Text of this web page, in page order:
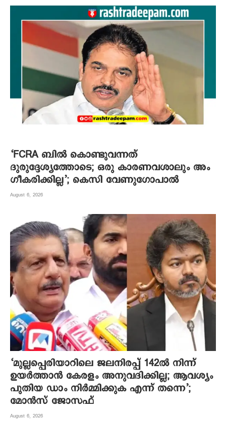
‘FCRA ബിൽ കൊണ്ടുവന്നത്
ദുരുദ്ദേശ്യത്തോടെ; ഒരു കാരണവശാലും അം​
ഗീകരിക്കില്ല’; കെസി വേണു​ഗോപാൽ
August 6, 2026
‘മുല്ലപ്പെരിയാറിലെ ജലനിരപ്പ് 142ല്‍ നിന്ന്
ഉയര്‍ത്താന്‍ കേരളം അനുവദിക്കില്ല; ആവശ്യം
പുതിയ ഡാം നിര്‍മ്മിക്കുക എന്ന് തന്നെ’;
മോന്‍സ് ജോസഫ്
August 6, 2026